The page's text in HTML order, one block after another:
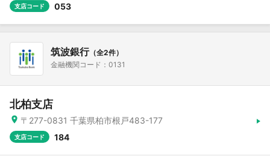
支店コード 053
筑波銀行（全2件）
金融機関コード：0131
北柏支店
〒277-0831 千葉県柏市根戸483-177
支店コード 184